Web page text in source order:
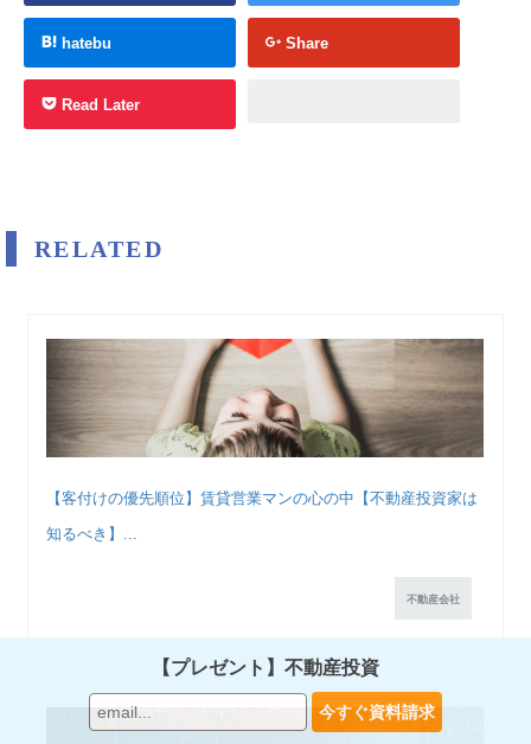
hatebu Share
Read Later
RELATED
【客付けの優先順位】賃貸営業マンの心の中【不動産投資家は
知るべき】...
不動産会社
【プレゼント】不動産投資